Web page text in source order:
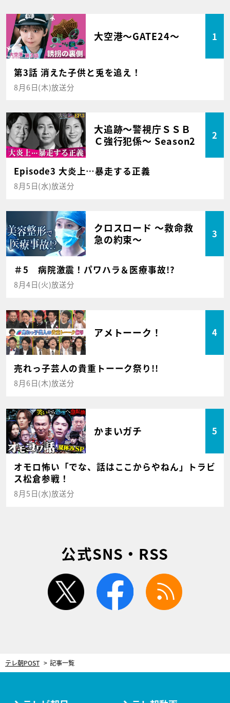
大空港～GATE24～ 1
第3話 消えた子供と兎を追え！
8月6日(木)放送分
大追跡～警視庁ＳＳＢ
Ｃ強行犯係～ Season2
2
Episode3 大炎上…暴走する正義
8月5日(水)放送分
クロスロード ～救命救
急の約束～
3
＃5 病院激震！パワハラ＆医療事故!?
8月4日(火)放送分
アメトーーク！ 4
売れっ子芸人の貴重トーーク祭り!!
8月6日(木)放送分
かまいガチ 5
オモロ怖い「でな、話はここからやねん」トラビ
ス松倉参戦！
8月5日(水)放送分
公式SNS・RSS
twitter facebook
テレ朝POST 記事一覧